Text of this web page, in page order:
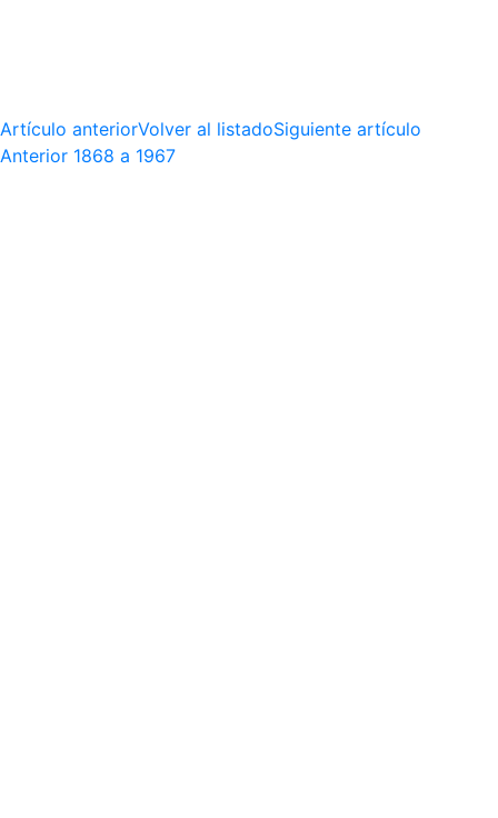
Artículo anteriorVolver al listadoSiguiente artículo
Anterior 1868 a 1967